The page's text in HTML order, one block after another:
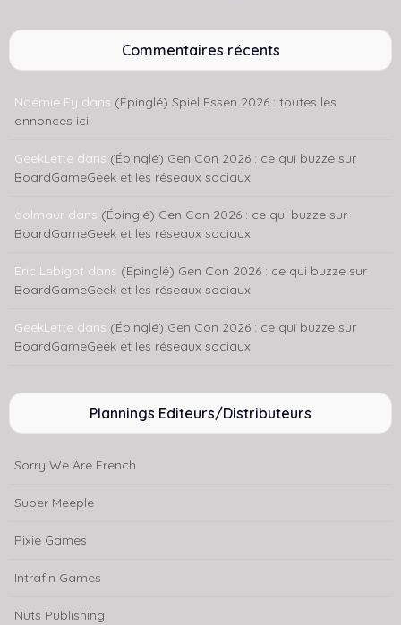
Commentaires récents
Noémie Fy dans (Épinglé) Spiel Essen 2026 : toutes les
annonces ici
GeekLette dans (Épinglé) Gen Con 2026 : ce qui buzze sur
BoardGameGeek et les réseaux sociaux
dolmaur dans (Épinglé) Gen Con 2026 : ce qui buzze sur
BoardGameGeek et les réseaux sociaux
Eric Lebigot dans (Épinglé) Gen Con 2026 : ce qui buzze sur
BoardGameGeek et les réseaux sociaux
GeekLette dans (Épinglé) Gen Con 2026 : ce qui buzze sur
BoardGameGeek et les réseaux sociaux
Plannings Editeurs/Distributeurs
Sorry We Are French
Super Meeple
Pixie Games
Intrafin Games
Nuts Publishing